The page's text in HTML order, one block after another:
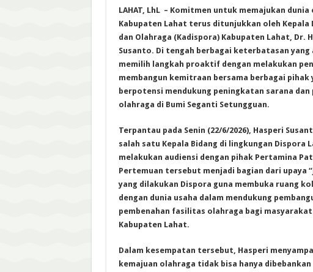
LAHAT, LhL – Komitmen untuk memajukan dunia
Kabupaten Lahat terus ditunjukkan oleh Kepala
dan Olahraga (Kadispora) Kabupaten Lahat, Dr.
Susanto. Di tengah berbagai keterbatasan yang
memilih langkah proaktif dengan melakukan
membangun kemitraan bersama berbagai pihak
berpotensi mendukung peningkatan sarana dan
olahraga di Bumi Seganti Setungguan.
Terpantau pada Senin (22/6/2026), Hasperi
salah satu Kepala Bidang di lingkungan Dispora
melakukan audiensi dengan pihak Pertamina
Pertemuan tersebut menjadi bagian dari upaya
yang dilakukan Dispora guna membuka ruang
dengan dunia usaha dalam mendukung
pembenahan fasilitas olahraga bagi
Kabupaten Lahat.
Dalam kesempatan tersebut, Hasperi
kemajuan olahraga tidak bisa hanya dibebankan